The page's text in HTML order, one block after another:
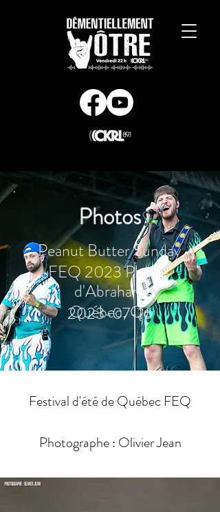
Peanut Butter Sunday
FEQ 2023 Plaines
d'Abraham
Québec, Qc
Photos
2023-07-16
Festival d'été de Québec FEQ
Photographe : Olivier Jean